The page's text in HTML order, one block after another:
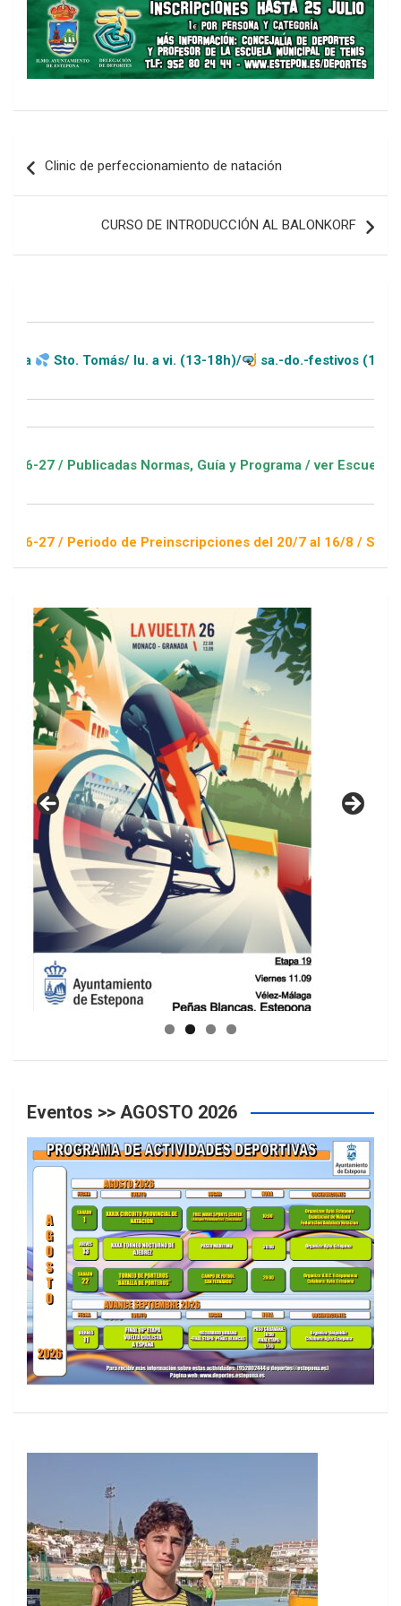
de
Clinic de perfeccionamiento de natación
CURSO DE INTRODUCCIÓN AL BALONKORF
lu. a vi. (13-18h)/ sa.-do.-festivos (11-20h)
Normas, Guía y Programa / ver Escuelas Deportivas
de Preinscripciones del 20/7 al 16/8 / Sorteo 1 de
GUIA DE INSTALACIONES DEPORTIVAS
Eventos >> AGOSTO 2026